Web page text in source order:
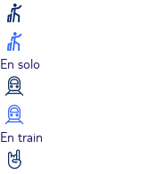
En solo
En train